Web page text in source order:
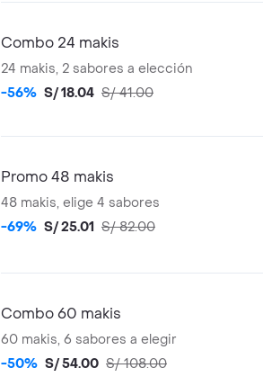
Combo 24 makis
24 makis, 2 sabores a elección
-56% S/ 18.04 S/ 41.00
Promo 48 makis
48 makis, elige 4 sabores
-69% S/ 25.01 S/ 82.00
Combo 60 makis
60 makis, 6 sabores a elegir
-50% S/ 54.00 S/ 108.00